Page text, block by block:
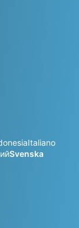
Italiano
Svenska